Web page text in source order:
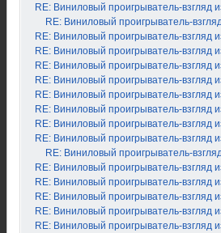
RE: Виниловый проигрыватель-взгляд
RE: Виниловый проигрыватель-
RE: Виниловый проигрыватель-взгляд
RE: Виниловый проигрыватель-взгляд
RE: Виниловый проигрыватель-взгляд
RE: Виниловый проигрыватель-взгляд
RE: Виниловый проигрыватель-взгляд
RE: Виниловый проигрыватель-взгляд
RE: Виниловый проигрыватель-взгляд
RE: Виниловый проигрыватель-взгляд
RE: Виниловый проигрыватель-
RE: Виниловый проигрыватель-взгляд
RE: Виниловый проигрыватель-взгляд
RE: Виниловый проигрыватель-взгляд
RE: Виниловый проигрыватель-взгляд
RE: Виниловый проигрыватель-взгляд